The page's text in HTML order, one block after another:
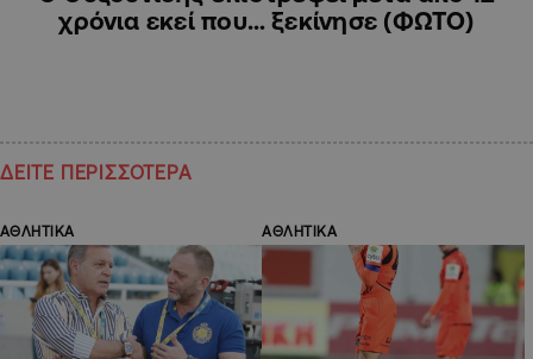
χρόνια εκεί που… ξεκίνησε (ΦΩΤΟ)
ΔΕΙΤΕ ΠΕΡΙΣΣΟΤΕΡΑ
ΑΘΛΗΤΙΚΑ ΑΘΛΗΤΙΚΑ